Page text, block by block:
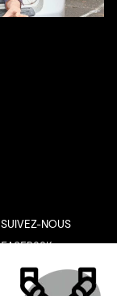
SUIVEZ-NOUS
FACEBOOK
YOUTUBE